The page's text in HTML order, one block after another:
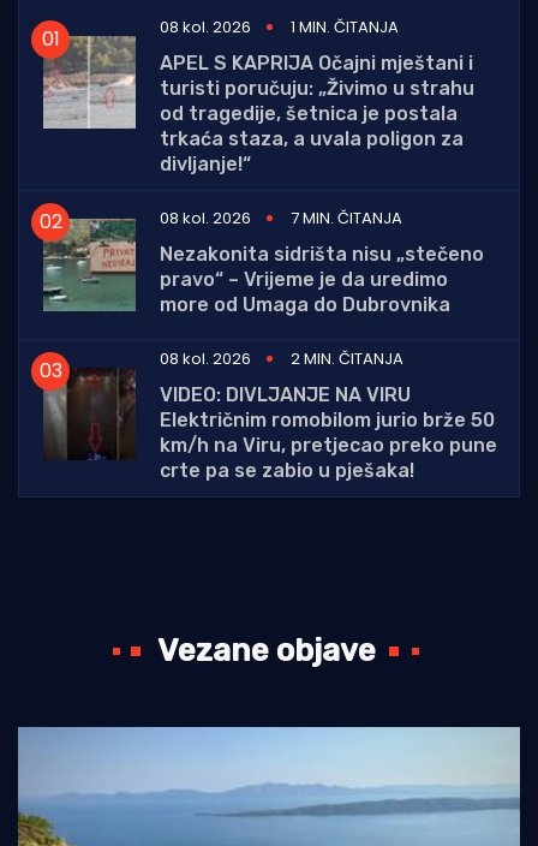
08 kol. 2026
1 MIN. ČITANJA
APEL S KAPRIJA Očajni mještani i
turisti poručuju: „Živimo u strahu
od tragedije, šetnica je postala
trkaća staza, a uvala poligon za
divljanje!“
08 kol. 2026
7 MIN. ČITANJA
Nezakonita sidrišta nisu „stečeno
pravo“ – Vrijeme je da uredimo
more od Umaga do Dubrovnika
08 kol. 2026
2 MIN. ČITANJA
VIDEO: DIVLJANJE NA VIRU
Električnim romobilom jurio brže 50
km/h na Viru, pretjecao preko pune
crte pa se zabio u pješaka!
Vezane objave